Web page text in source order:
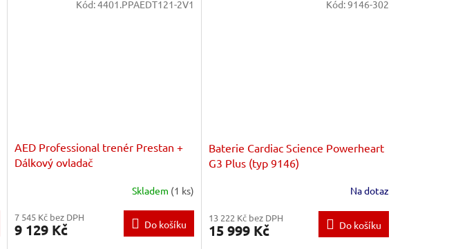
AED Professional trenér Prestan +
Dálkový ovladač
Skladem (1 ks)
7 545 Kč bez DPH
9 129 Kč Do košíku
Kód:4401.PPAEDT121-2V1
Baterie Cardiac Science Powerheart
G3 Plus (typ 9146)
Na dotaz
13 222 Kč bez DPH
15 999 Kč Do košíku
Kód:9146-302